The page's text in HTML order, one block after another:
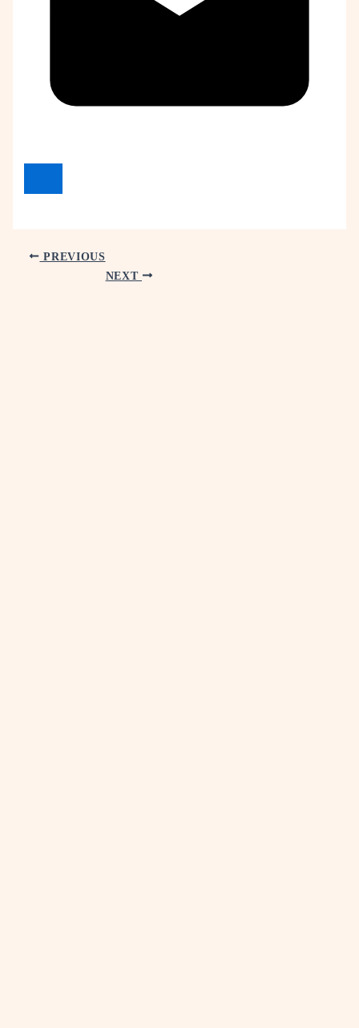
PREVIOUS
NEXT